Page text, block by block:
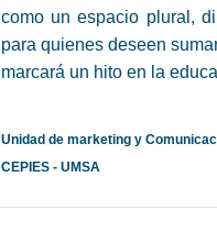
como un espacio plural,
para quienes deseen
marcará un hito en la
Unidad de marketing y
CEPIES - UMSA